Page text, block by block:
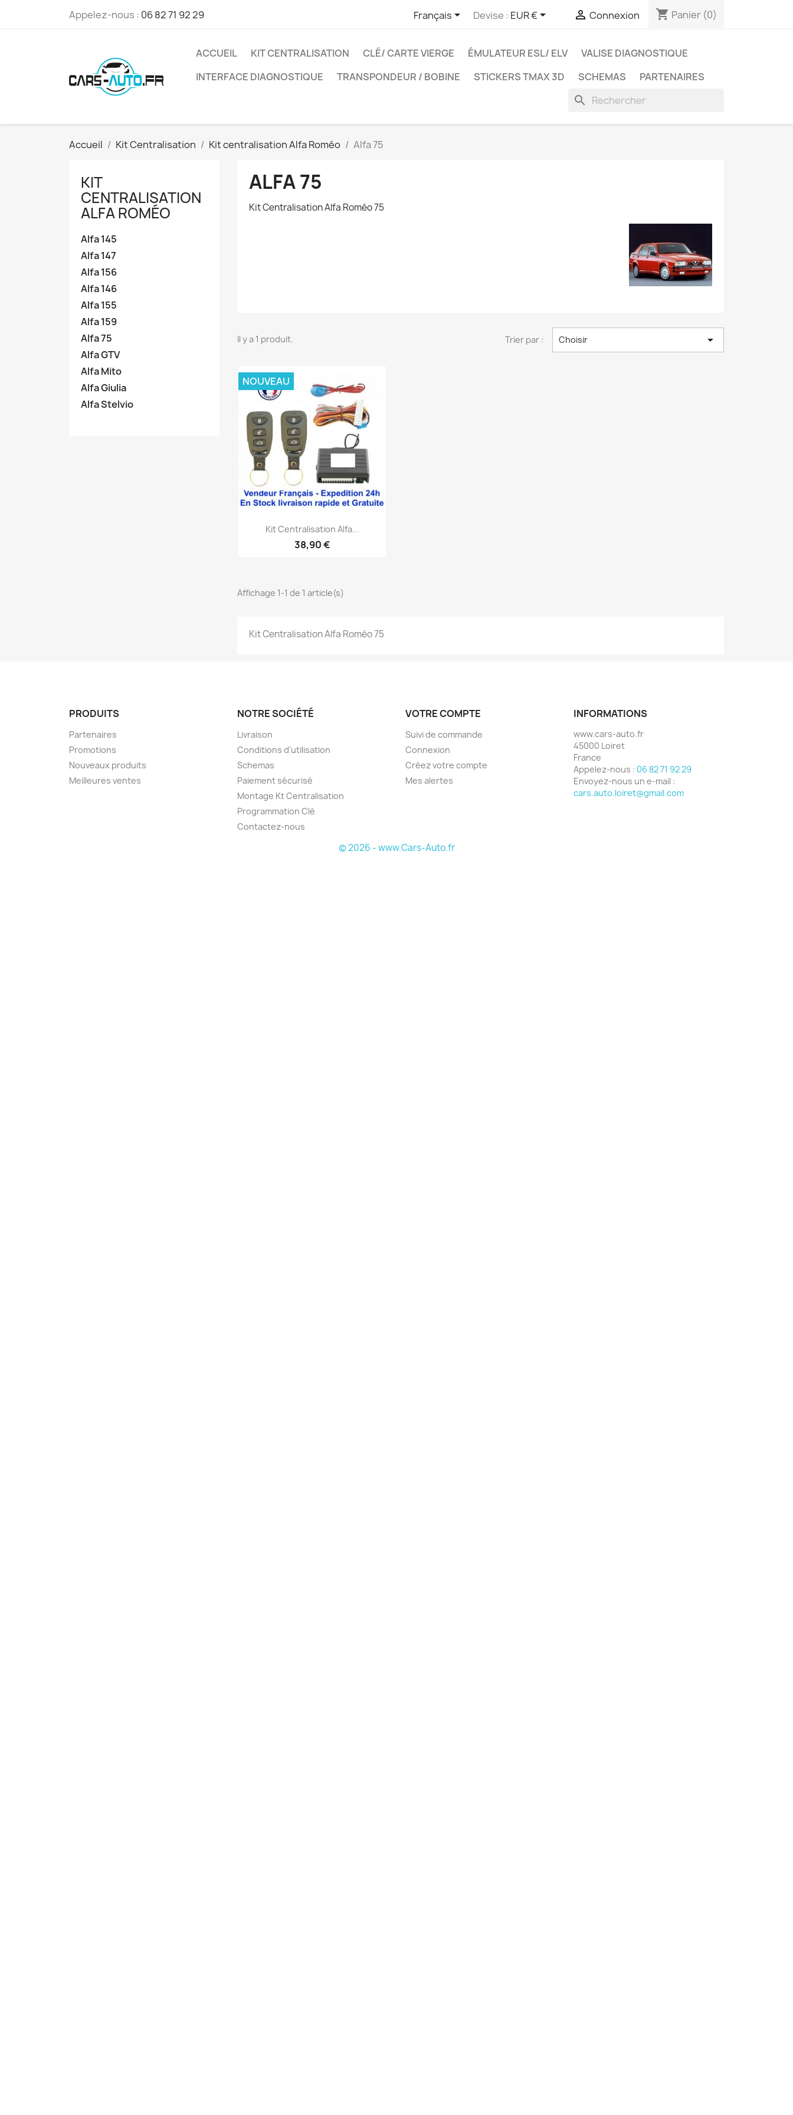
Appelez-nous : 06 82 71 92 29 Français Devise : EUR €  Connexion shopping_cart Panier (0)
ACCUEIL KIT CENTRALISATION CLÉ/ CARTE VIERGE ÉMULATEUR ESL/ ELV
VALISE DIAGNOSTIQUE
INTERFACE DIAGNOSTIQUE
TRANSPONDEUR / BOBINE STICKERS TMAX 3D SCHEMAS PARTENAIRES
search
Accueil Kit Centralisation Kit centralisation Alfa Roméo Alfa 75
KIT
CENTRALISATION
ALFA ROMÉO
Alfa 145
Alfa 147
Alfa 156
Alfa 146
Alfa 155
Alfa 159
Alfa 75
Alfa GTV
Alfa Mito
Alfa Giulia
Alfa Stelvio
ALFA 75
Kit Centralisation Alfa Roméo 75
Il y a 1 produit. Trier par : Choisir 
Aperçu rapide
Kit Centralisation Alfa...
38,90 €
NOUVEAU
Affichage 1-1 de 1 article(s)
Kit Centralisation Alfa Roméo 75
PRODUITS
Partenaires
Promotions
Nouveaux produits
Meilleures ventes
NOTRE SOCIÉTÉ
Livraison
Conditions d'utilisation
Schemas
Paiement sécurisé
Montage Kt Centralisation
Programmation Clé
Contactez-nous
VOTRE COMPTE
Suivi de commande
Connexion
Créez votre compte
Mes alertes
INFORMATIONS
www.cars-auto.fr
45000 Loiret
France
Appelez-nous : 06 82 71 92 29
Envoyez-nous un e-mail :
cars.auto.loiret@gmail.com
© 2026 - www.Cars-Auto.fr